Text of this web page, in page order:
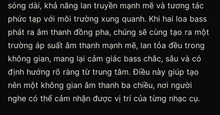
sóng dài, khả năng lan truyền mạnh mẽ và tương tác
phức tạp với môi trường xung quanh. Khi hai loa bass
phát ra âm thanh đồng pha, chúng sẽ cùng tạo ra một
trường áp suất âm thanh mạnh mẽ, lan tỏa đều trong
không gian, mang lại cảm giác bass chắc, sâu và có
định hướng rõ ràng từ trung tâm. Điều này giúp tạo
nên một không gian âm thanh ba chiều, nơi người
nghe có thể cảm nhận được vị trí của từng nhạc cụ.